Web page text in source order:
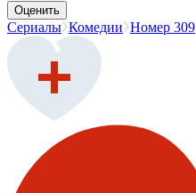
Оценить
Сериалы Комедии Номер 309